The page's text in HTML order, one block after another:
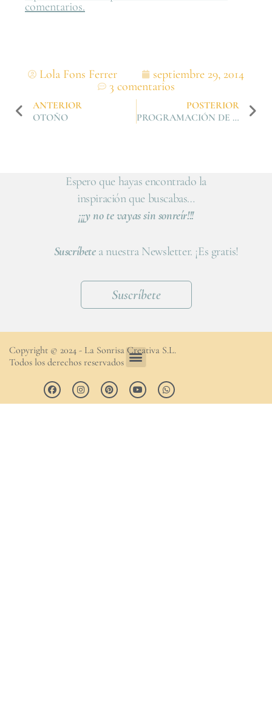
comentarios.
Lola Fons Ferrer
septiembre 29, 2014
3 comentarios
ANTERIOR
OTOÑO
POSTERIOR
PROGRAMACIÓN DE TALLERES PARA NOVIEMBRE, DICIEMBRE Y ENERO
Espero que hayas encontrado la
inspiración que buscabas…
¡¡¡y no te vayas sin sonreír!!!
Suscríbetea nuestra Newsletter. ¡Es gratis!
Suscríbete
Copyright © 2024 - La Sonrisa Creativa S.L.
Todos los derechos reservados